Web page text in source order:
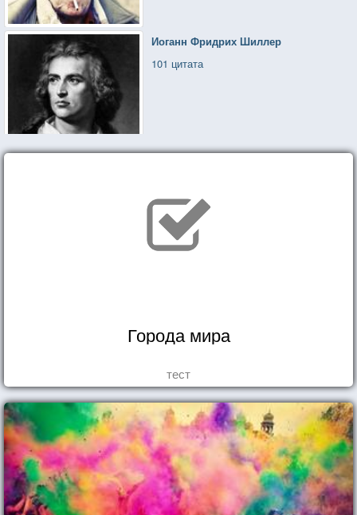
Иоганн Фридрих Шиллер
101 цитата
Города мира
тест